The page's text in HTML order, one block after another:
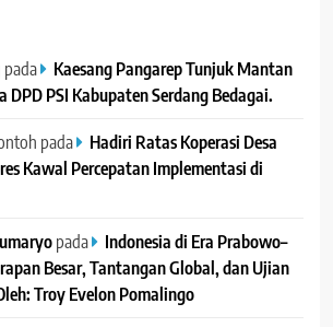
pada
Kaesang Pangarep Tunjuk Mantan
DPD PSI Kabupaten Serdang Bedagai.
pada
Hadiri Ratas Koperasi Desa
Kawal Percepatan Implementasi di
pada
Indonesia di Era Prabowo–
Besar, Tantangan Global, dan Ujian
Troy Evelon Pomalingo